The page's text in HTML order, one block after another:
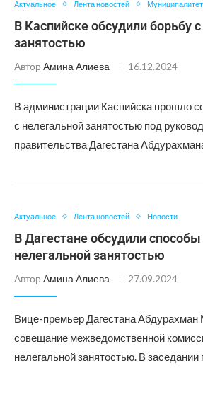
Актуальное Лента новостей
В Каспийске обсудили борьбу
занятостью
Автор Амина Алиева 16.12.2024
В администрации Каспийска прошло
с нелегальной занятостью под
правительства Дагестана
Актуальное Лента новостей Новости
В Дагестане обсудили
нелегальной занятостью
Автор Амина Алиева 27.09.2024
Вице-премьер Дагестана
совещание межведомственной
нелегальной занятостью. В